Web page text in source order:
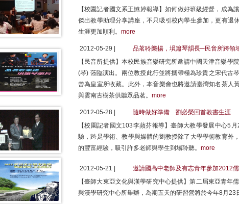
【校園記者國文系王嬿婷報導】如何做好班級經營，成為
傑出教學助理分享講座，不只吸引校內學生參加，更有退
生涯更加順利。 more
2012-05-29 |
品茗聆樂揚，塤簫琴韻長─民音所跨領
【民音所提供】本校民族音樂研究所邀請中國天津音樂學
(琴) 蒞臨演出。兩位教授此行並將攜帶極為珍貴之宋代古
曾為皇室所收藏。此外，本音樂會也將邀請臺灣知名茶人
與雲南古樹茶供聽眾品茗。 more
2012-05-28 |
隨時做好準備 劉必榮回首教書生涯
【校園記者國文103李蘋芬報導】臺師大教學發展中心5
驗，跨足學術、教學與媒體的劉教授除了大學學術教育外
的豐富經驗，吸引許多老師與學生到場聆聽。 more
2012-05-21 |
邀請國高中老師及有志青年參加2012
【臺師大東亞文化與漢學研究中心提供】第二屆東亞青年
與漢學研究中心所舉辦，為期五天的研習營將於今年8月23